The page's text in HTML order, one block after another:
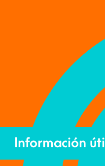
Información útil